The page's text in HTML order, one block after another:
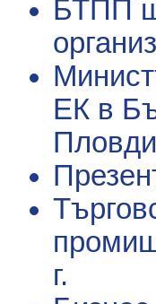
БТПП
ЕК в
г.